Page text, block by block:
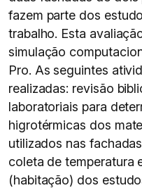
fazem parte dos
trabalho. Esta
simulação
Pro. As seguintes
realizadas: revisão
laboratoriais para
higrotérmicas dos
utilizados nas
coleta de temperatura
(habitação) dos